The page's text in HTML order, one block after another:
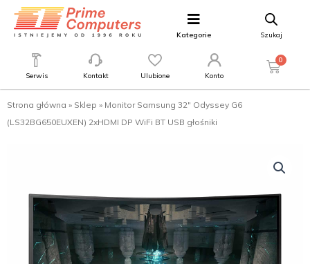
Kategorie Szukaj
Serwis Kontakt Ulubione Konto
0
Strona główna » Sklep » Monitor Samsung 32″ Odyssey G6
(LS32BG650EUXEN) 2xHDMI DP WiFi BT USB głośniki